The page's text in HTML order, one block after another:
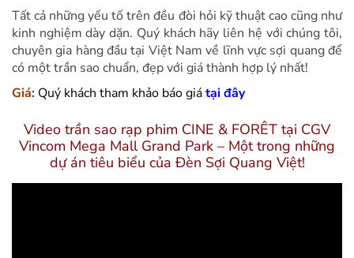
Tất cả những yếu tố trên đều đòi hỏi kỹ thuật cao cũng như
kinh nghiệm dày dặn. Quý khách hãy liên hệ với chúng tôi,
chuyên gia hàng đầu tại Việt Nam về lĩnh vực sợi quang để
có một trần sao chuẩn, đẹp với giá thành hợp lý nhất!
Giá: Quý khách tham khảo báo giátại đây
Video trần sao rạp phim CINE & FORÊT tại CGV
Vincom Mega Mall Grand Park – Một trong những
dự án tiêu biểu của Đèn Sợi Quang Việt!